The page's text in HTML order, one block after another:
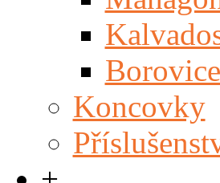
Borovice
Koncovky